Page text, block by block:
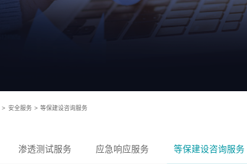
> 安全服务 > 等保建设咨询服务
渗透测试服务 应急响应服务 等保建设咨询服务